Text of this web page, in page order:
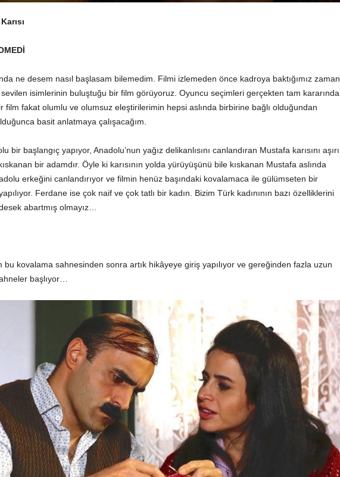
ne desem nasıl başlasam bilemedim. Filmi izlemeden önce kadroya baktığımız zaman
isimlerinin buluştuğu bir film görüyoruz. Oyuncu seçimleri gerçekten tam kararında
film fakat olumlu ve olumsuz eleştirilerimin hepsi aslında birbirine bağlı olduğundan
basit anlatmaya çalışacağım.
bir başlangıç yapıyor, Anadolu’nun yağız delikanlısını canlandıran Mustafa karısını aşırı
bir adamdır. Öyle ki karısının yolda yürüyüşünü bile kıskanan Mustafa aslında
erkeğini canlandırıyor ve filmin henüz başındaki kovalamaca ile gülümseten bir
Ferdane ise çok naif ve çok tatlı bir kadın. Bizim Türk kadınının bazı özelliklerini
abartmış olmayız…
bu kovalama sahnesinden sonra artık hikâyeye giriş yapılıyor ve gereğinden fazla uzun
başlıyor…